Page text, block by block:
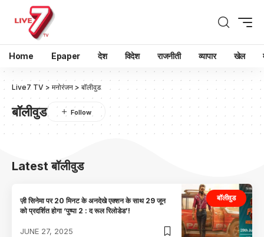
Home Epaper देश विदेश राजनीती व्यापार खेल
Live7 TV > मनोरंजन> बॉलीवुड
बॉलीवुड
Latest बॉलीवुड
बॉलीवुड
ज़ी सिनेमा पर 20 मिनट के अनदेखे एक्शन के साथ 29 जून
को प्रदर्शित होगा ‘पुष्पा 2 : द रूल रिलोडेड’!
JUNE 27, 2025